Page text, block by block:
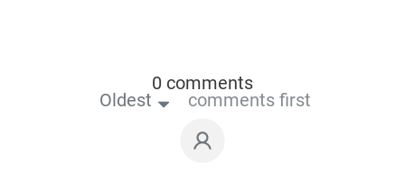
0 comments
Oldest comments first